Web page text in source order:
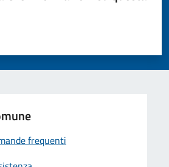
5 stelle su 5
su 5
su 5
frequenti